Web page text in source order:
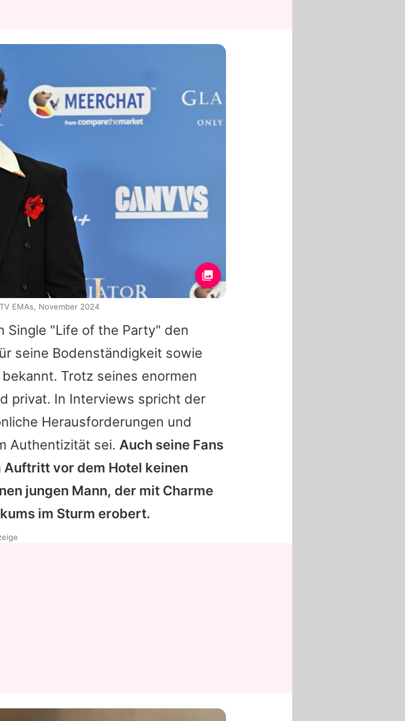
Single "Life of the Party" den
seine Bodenständigkeit sowie
Trotz seines enormen
privat. In Interviews spricht der
Herausforderungen und
Authentizität sei. Auch seine Fans
Auftritt vor dem Hotel keinen
jungen Mann, der mit Charme
im Sturm erobert.
EMAs, November 2024